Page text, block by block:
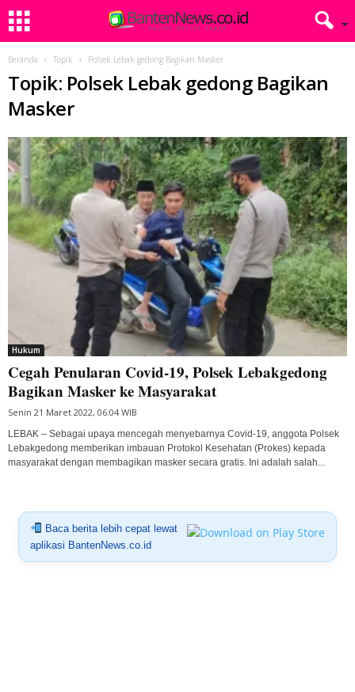
Beranda Topik Polsek Lebak gedong Bagikan Masker
Topik: Polsek Lebak gedong Bagikan
Masker
Hukum
Cegah Penularan Covid-19, Polsek Lebakgedong
Bagikan Masker ke Masyarakat
Senin 21 Maret 2022, 06:04 WIB
LEBAK – Sebagai upaya mencegah menyebarnya Covid-19, anggota Polsek
Lebakgedong memberikan imbauan Protokol Kesehatan (Prokes) kepada
masyarakat dengan membagikan masker secara gratis. Ini adalah salah...
Baca berita lebih cepat lewat
aplikasi BantenNews.co.id